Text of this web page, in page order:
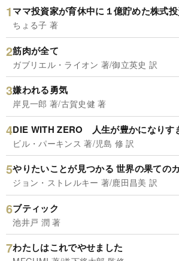
ママ投資家が育休中に１億貯めた株式
ちょる子 著
筋肉が全て
ガブリエル・ライオン 著/御立英史 訳
嫌われる勇気
岸見一郎 著/古賀史健 著
DIE WITH ZERO 人生が豊かになりす
ビル・パーキンス 著/児島 修 訳
やりたいことが見つかる 世界の果ての
ジョン・ストレルキー 著/鹿田昌美 訳
ブティック
池井戸 潤 著
わたしはこれでやせました